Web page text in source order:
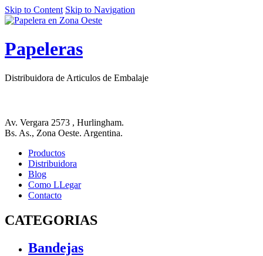
Skip to Content Skip to Navigation
Papeleras
Distribuidora de Articulos de Embalaje
Av. Vergara 2573 , Hurlingham.
Bs. As., Zona Oeste. Argentina.
Productos
Distribuidora
Blog
Como LLegar
Contacto
CATEGORIAS
Bandejas